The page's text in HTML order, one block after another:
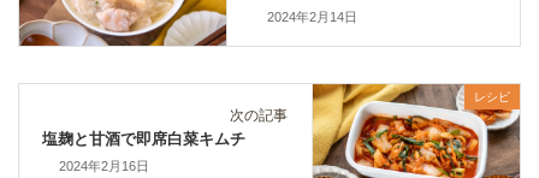
2024年2月14日
レシピ
次の記事
塩麹と甘酒で即席白菜キムチ
2024年2月16日